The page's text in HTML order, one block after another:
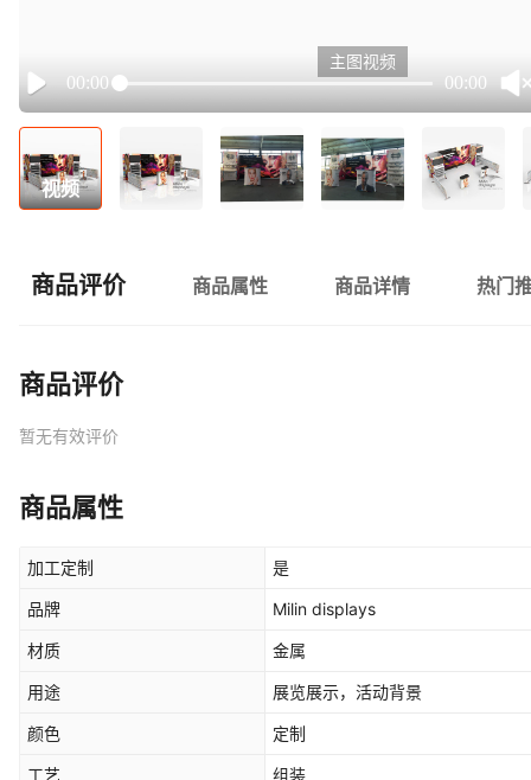
Play
00:00 00:00
主图视频
视频
商品评价 商品属性 商品详情 热门
商品评价
暂无有效评价
商品属性
加工定制 是
品牌 Milin displays
材质 金属
用途 展览展示，活动背景
颜色 定制
工艺 组装